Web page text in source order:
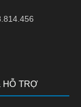
HỖ TRỢ